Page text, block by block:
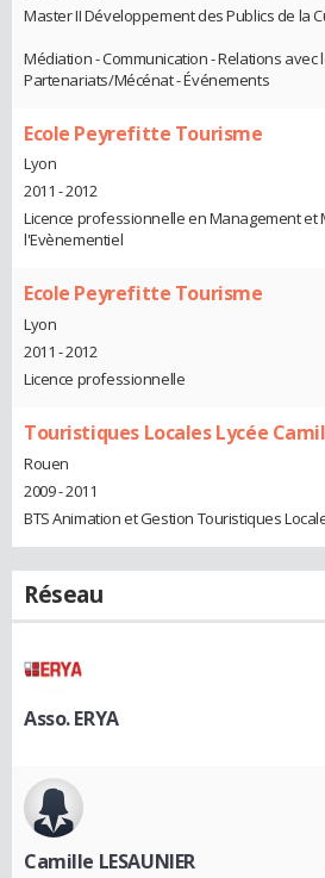
Master II Développement des Publics de la
Médiation - Communication - Relations avec
Partenariats/Mécénat - Événements
Ecole Peyrefitte Tourisme
Lyon
2011 - 2012
Licence professionnelle en Management et
l'Evènementiel
Ecole Peyrefitte Tourisme
Lyon
2011 - 2012
Licence professionnelle
Touristiques Locales Lycée
Rouen
2009 - 2011
BTS Animation et Gestion Touristiques
Réseau
Asso. ERYA
Camille LESAUNIER